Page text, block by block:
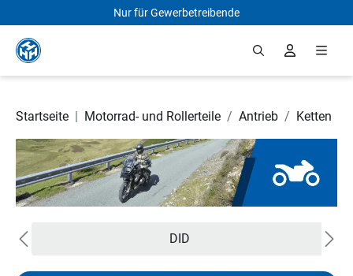
Zum Hauptinhalt springen
Nur für Gewerbetreibende
Startseite | Motorrad- und Rollerteile / Antrieb / Ketten
DID